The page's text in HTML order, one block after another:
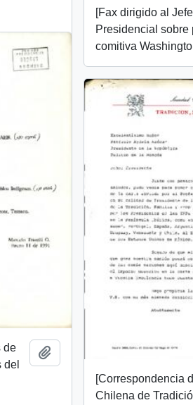
[Fax dirigido al
Presidencial sobre
comitiva
de
Add to clipboard
[Correspondencia
Chilena de